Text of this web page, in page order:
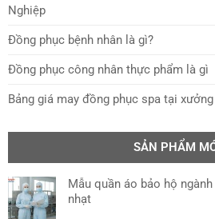
Nghiệp
Đồng phục bệnh nhân là gì?
Đồng phục công nhân thực phẩm là gì
Bảng giá may đồng phục spa tại
SẢN PHẨM
Mẫu quần áo bảo hộ
nhạt